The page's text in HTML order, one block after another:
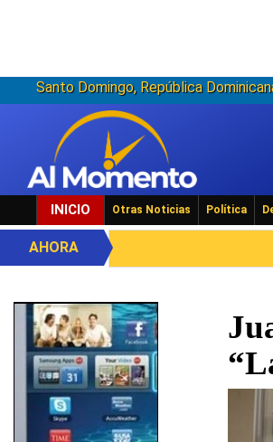
Santo Domingo, República
INICIO Otras Noticias Política
AHORA